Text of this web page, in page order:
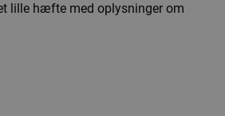
lille hæfte med oplysninger om